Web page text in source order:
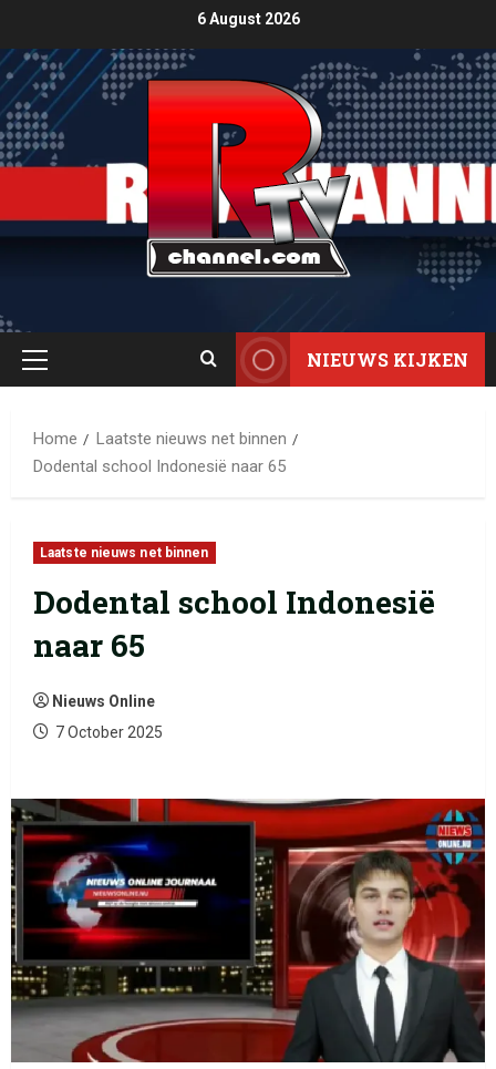
6 August 2026
NIEUWS KIJKEN
Home
Laatste nieuws net binnen
Dodental school Indonesië naar 65
Laatste nieuws net binnen
Dodental school Indonesië
naar 65
Nieuws Online
7 October 2025